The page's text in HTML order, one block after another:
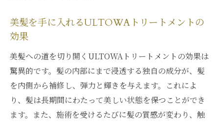
の選び方
銀座で髪質を改善するULTOWAの方法
ULTOWAトリートメントが叶える理想の髪
質
髪質改善の第一歩をULTOWAとともに
髪本来の力を引き出すULTOWAの役割
美髪を手に入れるULTOWAトリートメントの
効果
美髪への道を切り開くULTOWAトリートメントの効果は
驚異的です。髪の内部にまで浸透する独自の成分が、髪
を内側から補修し、弾力と輝きを与えます。これによ
り、髪は長期間にわたって美しい状態を保つことができ
ます。また、施術を受けるたびに髪の質感が変わり、触